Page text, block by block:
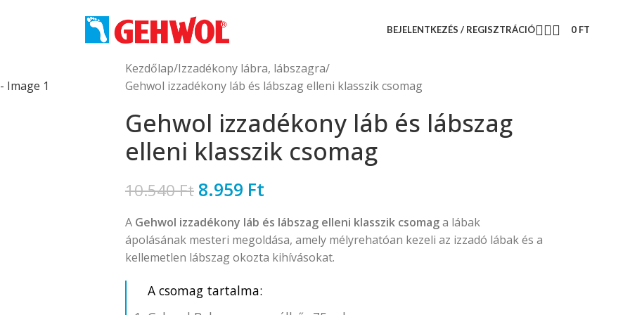
BEJELENTKEZÉS / REGISZTRÁCIÓ 0 FT
Kezdőlap Izzadékony lábra, lábszagra
Gehwol izzadékony láb és lábszag elleni klasszik csomag
Gehwol izzadékony láb és lábszag
elleni klasszik csomag
10.540Ft 8.959 Ft
A Gehwol izzadékony láb és lábszag elleni klasszik csomaga lábak
ápolásának mesteri megoldása, amely mélyrehatóan kezeli az izzadó lábak és a
kellemetlen lábszag okozta kihívásokat.
A csomag tartalma: